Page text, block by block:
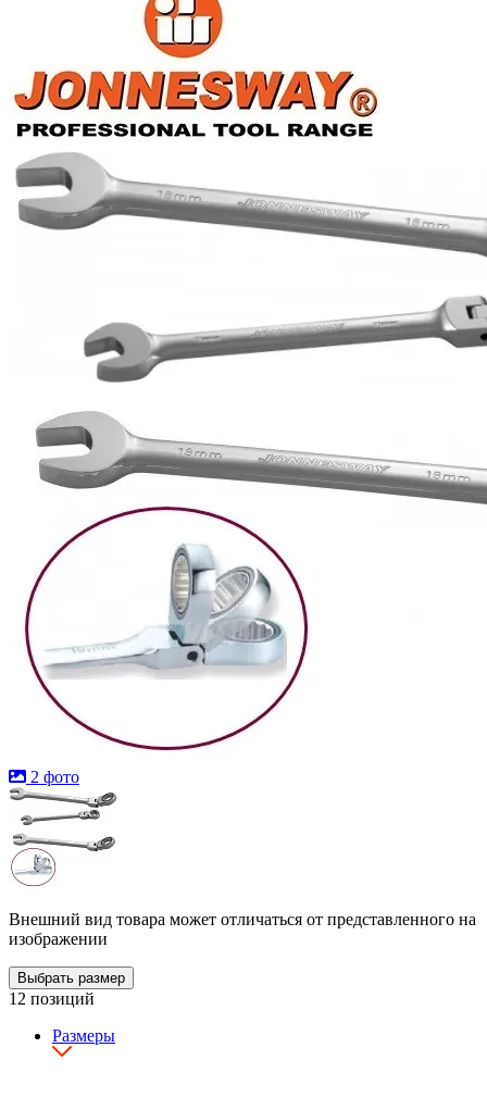
2 фото
Внешний вид товара может отличаться от представленного на
изображении
Выбрать размер
12 позиций
Размеры